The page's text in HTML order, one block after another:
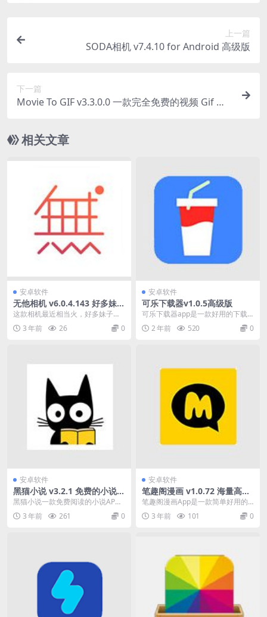
上一篇
SODA相机 v7.4.10 for Android 高级版
下一篇
Movie To GIF v3.3.0.0 一款完全免费的视频 Gif 转
相关文章
安卓软件
无他相机 v6.0.4.143 好多妹子
都在用的相机软件，解锁高级
这款相机最近相当火，好多妹子都
在用，此版本为谷歌市场版，欢迎
各位机友下载。无他a...
3 年前 26 0
安卓软件
可乐下载器v1.0.5高级版
可乐下载器app是一款好用的下载
工具，用户通过软件可以轻松实现
多种文件的下载，而...
2 年前 520 0
安卓软件
黑猫小说 v3.2.1 免费的小说阅
读软件，无广告
黑猫小说一款免费阅读的小说AP
P。各种种类书籍应有尽有，可看可
听，各类热门小说免...
3 年前 261 0
安卓软件
笔趣阁漫画 v1.0.72 海量高清
的漫画资源免费看，去广告绿
笔趣阁漫画App是一款简单好用的
漫画阅读软件，拥有海量高清的漫
画资源，笔趣阁漫画...
3 年前 101 0